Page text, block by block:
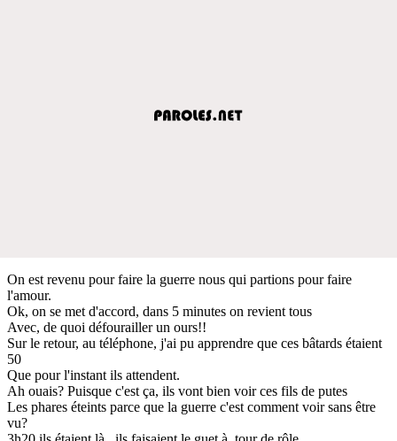
On est revenu pour faire la guerre nous qui partions pour faire
l'amour.
Ok, on se met d'accord, dans 5 minutes on revient tous
Avec, de quoi défourailler un ours!!
Sur le retour, au téléphone, j'ai pu apprendre que ces bâtards étaient
50
Que pour l'instant ils attendent.
Ah ouais? Puisque c'est ça, ils vont bien voir ces fils de putes
Les phares éteints parce que la guerre c'est comment voir sans être
vu?